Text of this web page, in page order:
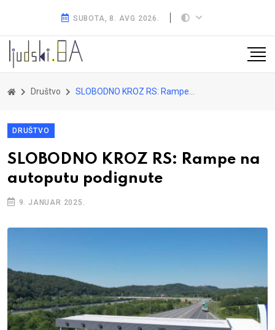
SUBOTA, 8. AVG 2026.
Društvo SLOBODNO KROZ RS: Rampe na autoputu podignute
DRUŠTVO
SLOBODNO KROZ RS: Rampe na
autoputu podignute
9. JANUAR 2025.